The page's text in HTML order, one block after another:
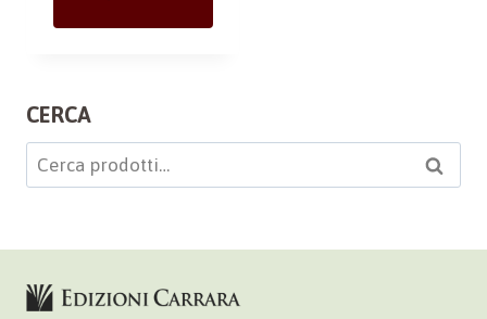
CERCA
Cerca: Cerca